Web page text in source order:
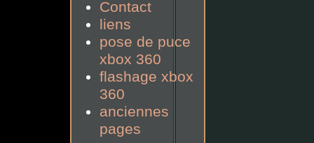
Contact
liens
pose de puce
xbox 360
flashage xbox
360
anciennes
pages